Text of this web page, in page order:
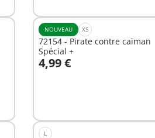
NOUVEAU XS
72154 - Pirate contre caïman
Spécial +
4,99 €
L